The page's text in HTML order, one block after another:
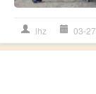
lhz 03-27